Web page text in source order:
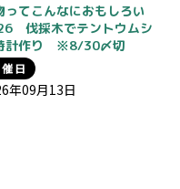
ってこんなにおもしろい
伐採木でテントウムシ
計作り ※8/30〆切
日
年09月13日